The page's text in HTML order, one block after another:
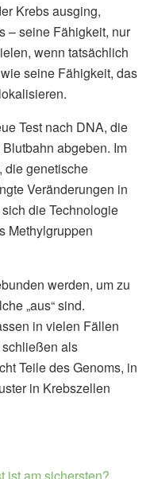
Krebs ausging,
– seine Fähigkeit, nur
wenn tatsächlich
seine Fähigkeit, das
Test nach DNA, die
abgeben. Im
die genetische
Veränderungen in
die Technologie
Methylgruppen
werden, um zu
„aus“ sind.
in vielen Fällen
als
Teile des Genoms, in
in Krebszellen
ist am sichersten?